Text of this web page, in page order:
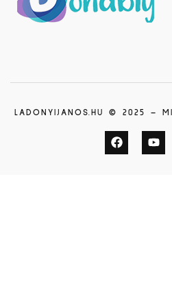
LADONYIJANOS.HU © 2025 –